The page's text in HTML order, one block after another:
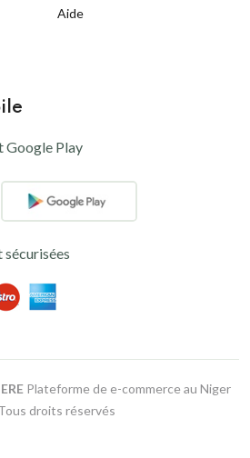
Aide
Google Play
sécurisées
Plateforme de e-commerce au Niger
droits réservés